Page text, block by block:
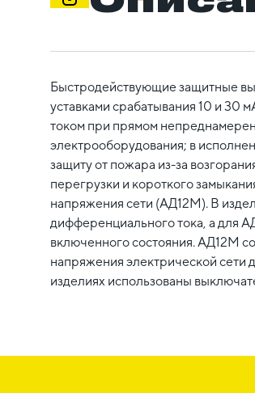
Быстродействующие защитные
уставками срабатывания 10 и 30
током при прямом
электрооборудования; в
защиту от пожара из-за
перегрузки и короткого
напряжения сети (АД12М). В
дифференциального тока, а для
включенного состояния. АД12М
напряжения электрической сети
изделиях использованы